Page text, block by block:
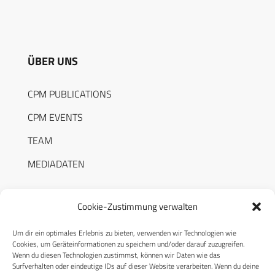
Cookie-Zustimmung verwalten
Um dir ein optimales Erlebnis zu bieten, verwenden wir Technologien wie
Cookies, um Geräteinformationen zu speichern und/oder darauf zuzugreifen.
Wenn du diesen Technologien zustimmst, können wir Daten wie das
Surfverhalten oder eindeutige IDs auf dieser Website verarbeiten. Wenn du deine
ÜBER UNS
CPM PUBLICATIONS
CPM EVENTS
TEAM
MEDIADATEN
RECHTLICHES